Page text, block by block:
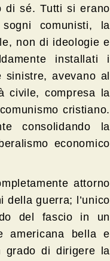
di sé. Tutti si erano
comunisti, la
non di ideologie e
installati i
avevano al
civile, compresa la
cristiano.
consolidando la
economico
attorno
guerra; l’unico
del fascio in un
americana bella e
grado di dirigere la